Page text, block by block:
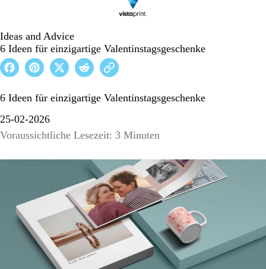
Ideas and Advice
6 Ideen für einzigartige Valentinstagsgeschenke
6 Ideen für einzigartige Valentinstagsgeschenke
25-02-2026
Voraussichtliche Lesezeit: 3 Minuten